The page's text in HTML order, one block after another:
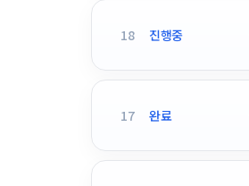
18 진행중
17 완료